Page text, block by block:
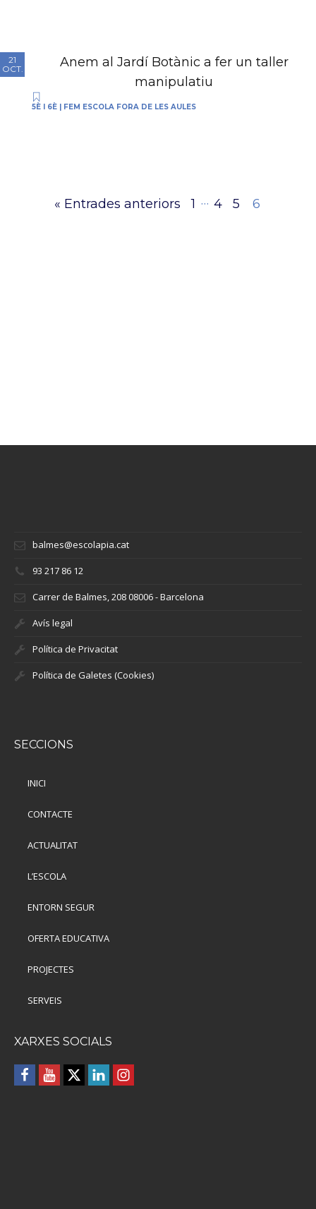
21
OCT.
Anem al Jardí Botànic a fer un taller
manipulatiu
5È I 6È | FEM ESCOLA FORA DE LES AULES
« Entrades anteriors 1 … 4 5 6
balmes@escolapia.cat
93 217 86 12
Carrer de Balmes, 208 08006 - Barcelona
Avís legal
Política de Privacitat
Política de Galetes (Cookies)
SECCIONS
INICI
CONTACTE
ACTUALITAT
L’ESCOLA
ENTORN SEGUR
OFERTA EDUCATIVA
PROJECTES
SERVEIS
XARXES SOCIALS